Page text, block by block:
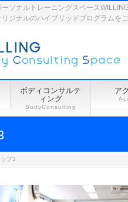
ソナルトレーニングスペース
ジナルのハイブリッドプログラムを
ボディコンサルテ
ィング
BodyConsulting
ア
ップ3